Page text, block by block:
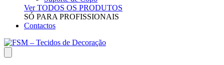
Ver TODOS OS PRODUTOS
SÓ PARA PROFISSIONAIS
Contactos